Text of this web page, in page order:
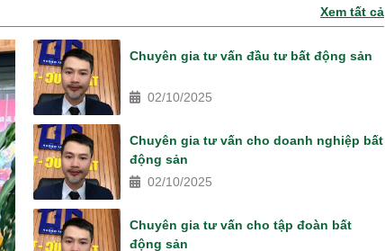
Xem tất cả
Chuyên gia tư vấn đầu tư bất động sản
02/10/2025
Chuyên gia tư vấn cho doanh nghiệp bất
động sản
02/10/2025
Chuyên gia tư vấn cho tập đoàn bất
động sản